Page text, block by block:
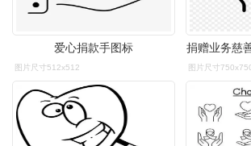
爱心捐款手图标
图片尺寸512x512
捐赠业务慈
图片尺寸